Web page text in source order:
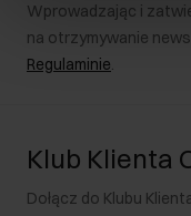
Wprowadzając i
na otrzymywanie
Regulaminie.
Klub Klienta
Dołącz do Klubu